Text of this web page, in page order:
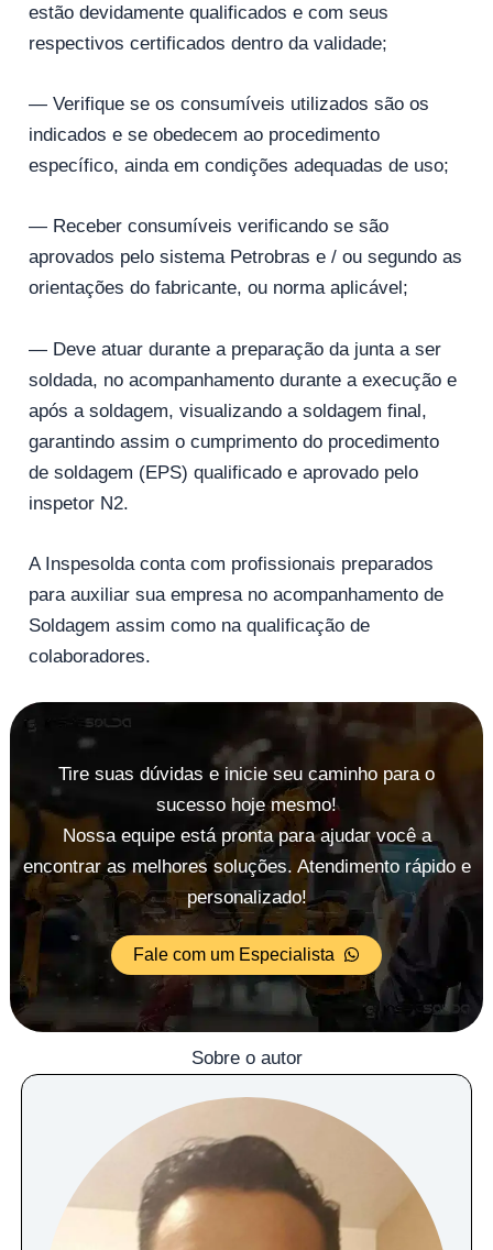
estão devidamente qualificados e com seus
respectivos certificados dentro da validade;
— Verifique se os consumíveis utilizados são os
indicados e se obedecem ao procedimento
específico, ainda em condições adequadas de uso;
— Receber consumíveis verificando se são
aprovados pelo sistema Petrobras e / ou segundo as
orientações do fabricante, ou norma aplicável;
— Deve atuar durante a preparação da junta a ser
soldada, no acompanhamento durante a execução e
após a soldagem, visualizando a soldagem final,
garantindo assim o cumprimento do procedimento
de soldagem (EPS) qualificado e aprovado pelo
inspetor N2.
A Inspesolda conta com profissionais preparados
para auxiliar sua empresa no acompanhamento de
Soldagem assim como na qualificação de
colaboradores.
Tire suas dúvidas e inicie seu caminho para o
sucesso hoje mesmo!
Nossa equipe está pronta para ajudar você a
encontrar as melhores soluções. Atendimento rápido e
personalizado!
Fale com um Especialista
Sobre o autor